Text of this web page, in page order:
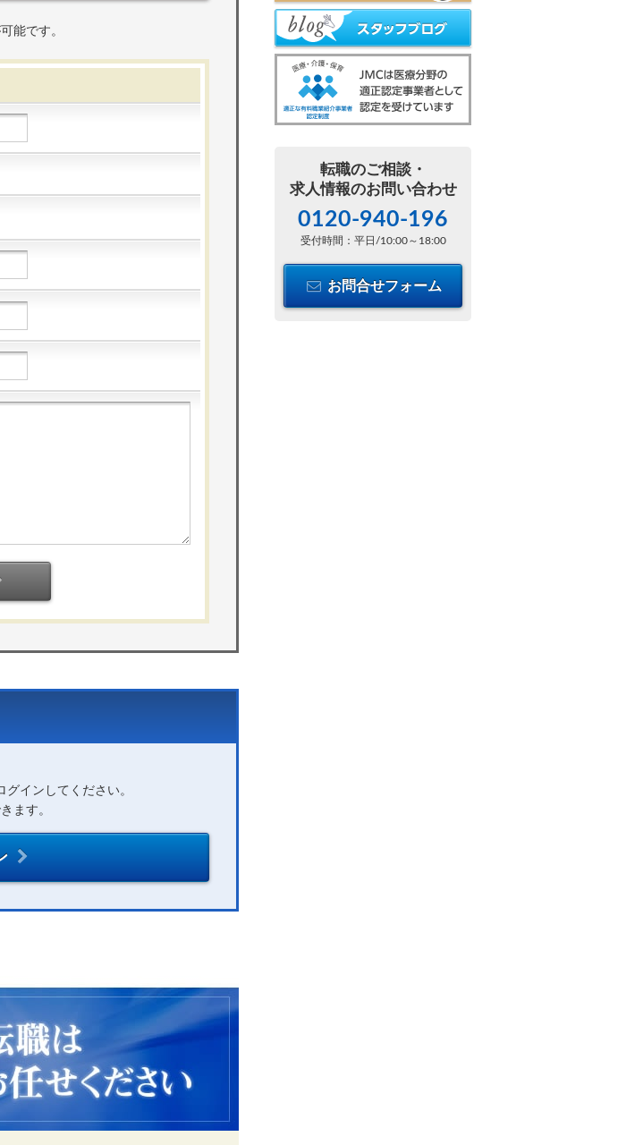
能です。
インしてください。
ます。
転職のご相談・
求人情報のお問い合わせ
0120-940-196
受付時間：平日/10:00～18:00
お問合せフォーム